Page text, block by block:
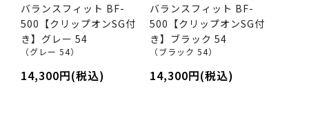
バランスフィット BF-
500【クリップオンSG付
き】グレー 54
（グレー 54）
14,300円(税込)
バランスフィット BF-
500【クリップオンSG付
き】ブラック 54
（ブラック 54）
14,300円(税込)